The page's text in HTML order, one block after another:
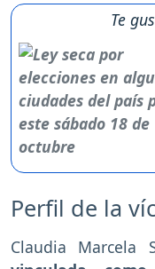
Te
Perfil de la
Claudia Marcela